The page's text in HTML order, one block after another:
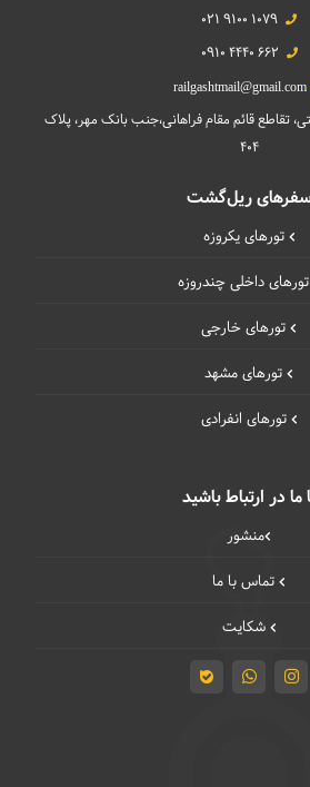
021 9100 1079
0910 4440 662
railgashtmail@gmail.com
تقاطع قائم مقام فراهانی،جنب بانک مهر، پلاک
404
ریل‌گشت
تورهای یکروزه
تورهای داخلی چند‌روزه
تورهای خارجی
تورهای مشهد
تورهای انفرادی
ما در ارتباط باشید
منشور
تماس با ما
شکایت